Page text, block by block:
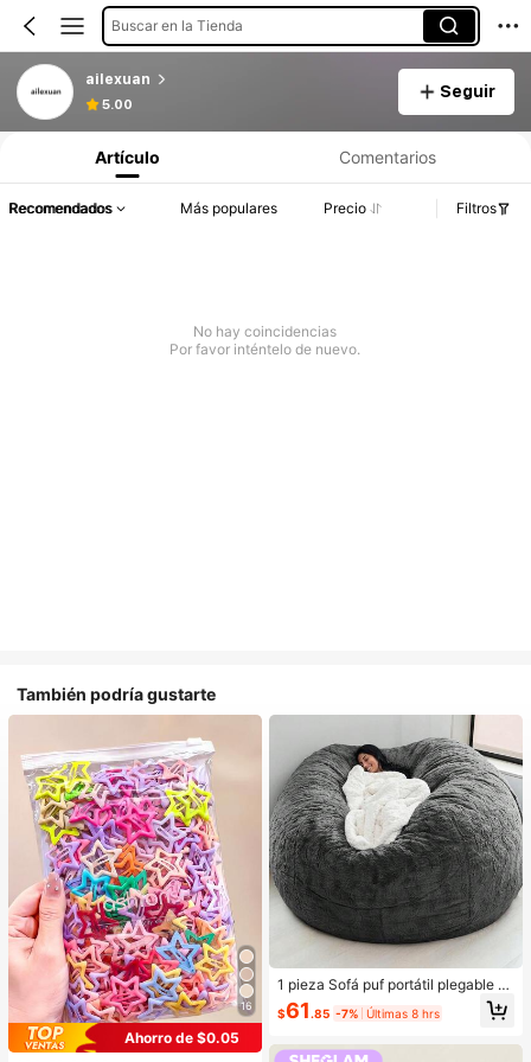
Buscar en la Tienda
ailexuan
5.00
Seguir
Artículo Comentarios
Recomendados Más populares Precio Filtros
No hay coincidencias
Por favor inténtelo de nuevo.
También podría gustarte
16
Ahorro de $0.05
1 pieza Sofá puf portátil plegable m
ultifuncional minimalista de terciop
elo holgado, silla de descanso (solo
olor para sala de estar, funda de sof
$61 .85 -7% Últimas 8 hrs